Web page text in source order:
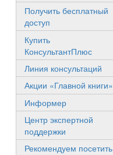
Получить бесплатный
доступ
Купить
КонсультантПлюс
Линия консультаций
Акции «Главной книги»
Информер
Центр экспертной
поддержки
Рекомендуем посетить